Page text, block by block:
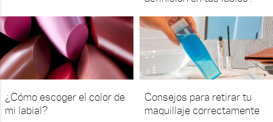
¿Cómo escoger el color de
mi labial?
Consejos para retirar tu
maquillaje correctamente